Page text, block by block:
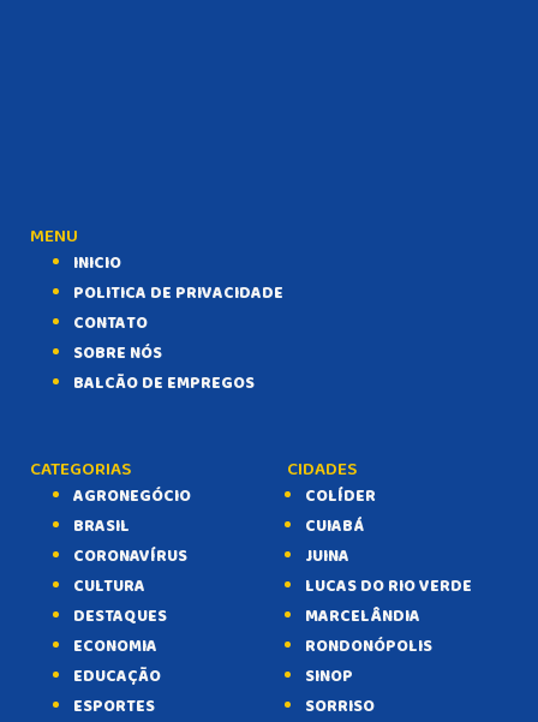
MENU
INICIO
POLITICA DE PRIVACIDADE
CONTATO
SOBRE NÓS
BALCÃO DE EMPREGOS
CATEGORIAS
AGRONEGÓCIO
BRASIL
CORONAVÍRUS
CULTURA
DESTAQUES
ECONOMIA
EDUCAÇÃO
ESPORTES
CIDADES
COLÍDER
CUIABÁ
JUINA
LUCAS DO RIO VERDE
MARCELÂNDIA
RONDONÓPOLIS
SINOP
SORRISO